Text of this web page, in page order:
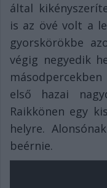
által
is az övé volt a
gyorskörökbe
végig negyedik
első hazai
Raikkönen egy
helyre.
beérnie.